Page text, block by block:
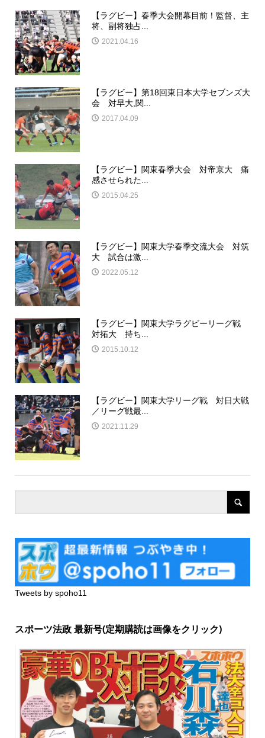
【ラグビー】春季大会開幕目前！監督、主
将、副将独占...
2021.04.16
【ラグビー】第18回東日本大学セブンズ大
会 対早大,関...
2017.04.09
【ラグビー】関東春季大会 対帝京大 痛
感させられた...
2015.04.25
【ラグビー】関東大学春季交流大会 対筑
大 試合は激...
2022.05.12
【ラグビー】関東大学ラグビーリーグ戦
対拓大 持ち...
2015.10.12
【ラグビー】関東大学リーグ戦 対日大戦
／リーグ戦最...
2021.11.29
Tweets by spoho11
スポーツ法政 最新号(定期購読は画像をクリック)